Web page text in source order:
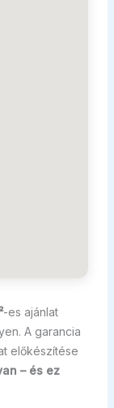
-es ajánlat
A garancia
előkészítése
– és ez